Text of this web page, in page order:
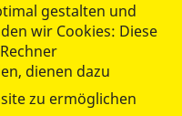
gestalten und
wir Cookies: Diese
dienen dazu
zu ermöglichen